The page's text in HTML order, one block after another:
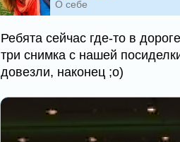
О себе
Ребята сейчас где-то в
три снимка с нашей
довезли, наконец ;о)